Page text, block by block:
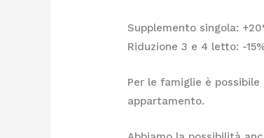
Supplemento singola:
Riduzione 3 e 4 letto: -
Per le famiglie è
appartamento.